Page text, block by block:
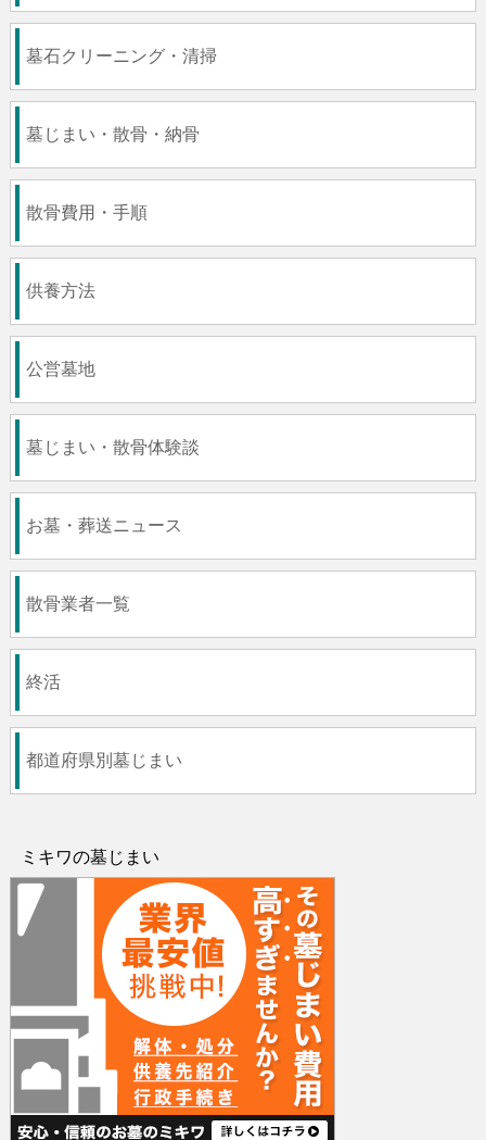
墓石クリーニング・清掃
墓じまい・散骨・納骨
散骨費用・手順
供養方法
公営墓地
墓じまい・散骨体験談
お墓・葬送ニュース
散骨業者一覧
終活
都道府県別墓じまい
ミキワの墓じまい